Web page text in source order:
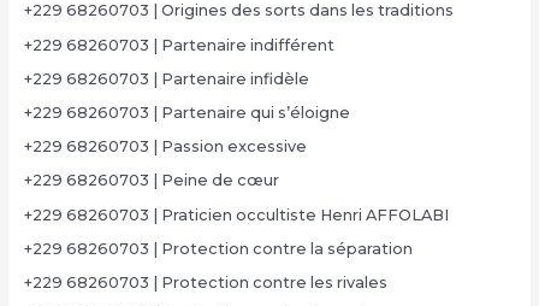
+229 68260703 | Origines des sorts dans les traditions
+229 68260703 | Partenaire indifférent
+229 68260703 | Partenaire infidèle
+229 68260703 | Partenaire qui s’éloigne
+229 68260703 | Passion excessive
+229 68260703 | Peine de cœur
+229 68260703 | Praticien occultiste Henri AFFOLABI
+229 68260703 | Protection contre la séparation
+229 68260703 | Protection contre les rivales